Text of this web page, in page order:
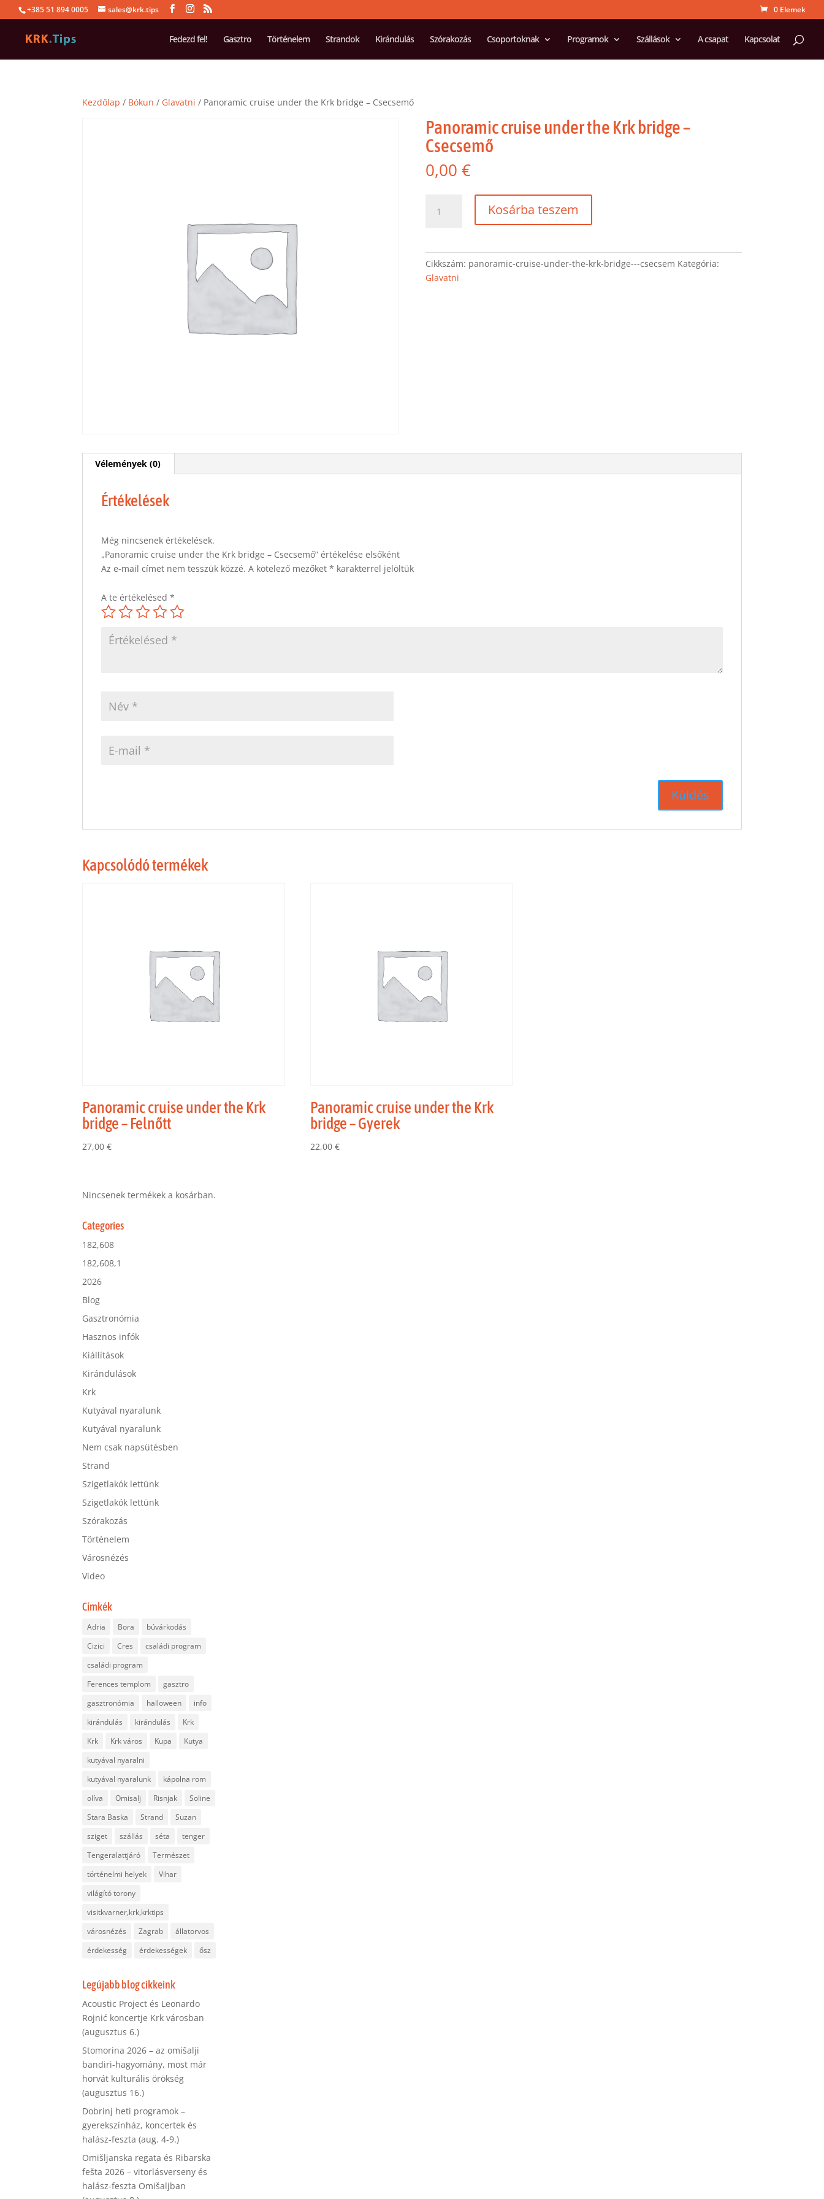
+385 51 894 0005 sales@krk.tips 0 Elemek
Fedezd fel! Gasztro Történelem Strandok Kirándulás Szórakozás Csoportoknak Programok Szállások A csapat Kapcsolat
Kezdőlap / Bókun / Glavatni / Panoramic cruise under the Krk bridge – Csecsemő
Panoramic cruise under the Krk bridge –
Csecsemő
0,00 €
cruise
Krk
bridge
Kosárba teszem
Cikkszám: panoramic-cruise-under-the-krk-bridge---csecsem Kategória:
Glavatni
Vélemények (0)
Értékelések
Még nincsenek értékelések.
„Panoramic cruise under the Krk bridge – Csecsemő” értékelése elsőként
Az e-mail címet nem tesszük közzé. A kötelező mezőket* karakterrel jelöltük
A te értékelésed*
Kapcsolódó termékek
Panoramic cruise under the Krk
bridge – Felnőtt
27,00€
Panoramic cruise under the Krk
bridge – Gyerek
22,00 €
Nincsenek termékek a kosárban.
Categories
182,608
182,608,1
2026
Blog
Gasztronómia
Hasznos infók
Kiállítások
Kirándulások
Krk
Kutyával nyaralunk
Kutyával nyaralunk
Nem csak napsütésben
Strand
Szigetlakók lettünk
Szigetlakók lettünk
Szórakozás
Történelem
Városnézés
Video
Címkék
Adria Bora
búvárkodás
Cizici
Cres
családi program
családi program
Ferences templom
gasztro
gasztronómia
halloween
info
kirándulás
kirándulás
Krk
Krk
Krk város Kupa
Kutya
kutyával nyaralni
kutyával nyaralunk
kápolna rom
olíva
Omisalj Risnjak
Soline
Stara Baska
Strand
Suzan
sziget
szállás séta
tenger
Tengeralattjáró
Természet
történelmi helyek
Vihar
világító torony
visitkvarner,krk,krktips
városnézés
Zagrab
állatorvos
érdekesség
érdekességek ősz
Legújabb blog cikkeink
Acoustic Project és Leonardo
Rojnić koncertje Krk városban
(augusztus 6.)
Stomorina 2026 – az omišalji
bandiri-hagyomány, most már
horvát kulturális örökség
(augusztus 16.)
Dobrinj heti programok –
gyerekszínház, koncertek és
halász-feszta (aug. 4-9.)
Omišljanska regata és Ribarska
fešta 2026 – vitorlásverseny és
halász-feszta Omišaljban